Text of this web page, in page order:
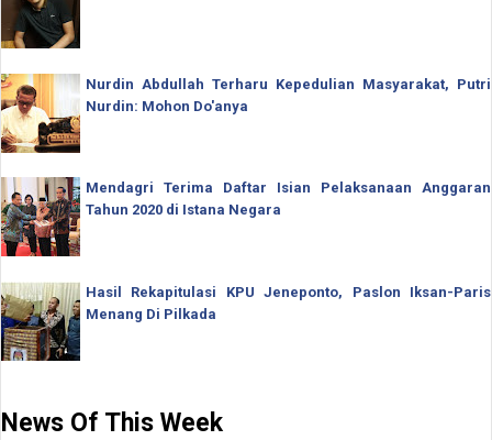
Nurdin Abdullah Terharu Kepedulian Masyarakat, Putri
Nurdin: Mohon Do'anya
Mendagri Terima Daftar Isian Pelaksanaan Anggaran
Tahun 2020 di Istana Negara
Hasil Rekapitulasi KPU Jeneponto, Paslon Iksan-Paris
Menang Di Pilkada
News Of This Week